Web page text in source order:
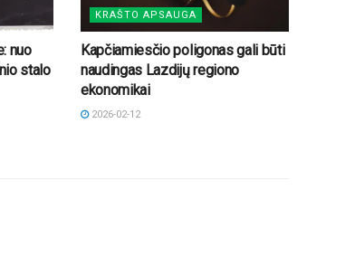
nuo
stalo
KRAŠTO APSAUGA
Kapčiamiesčio poligonas gali būti
naudingas Lazdijų regiono
ekonomikai
2026-02-12